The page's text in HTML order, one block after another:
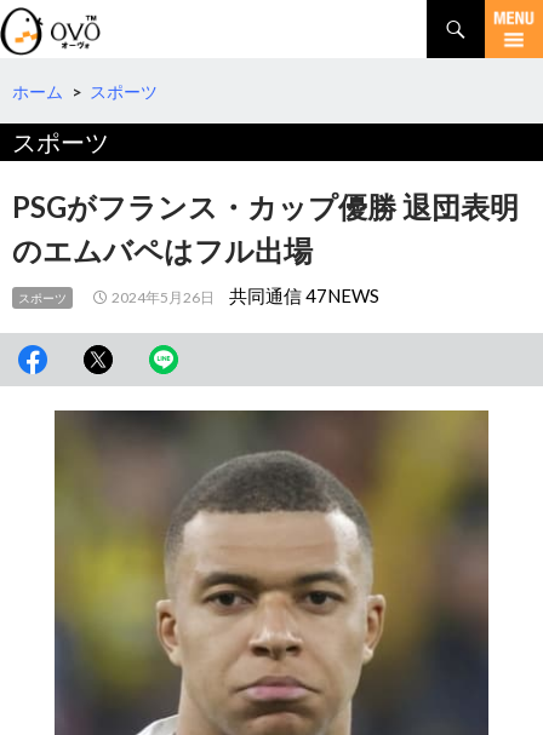
検
索
コ
テ
へ
移
動
ホーム > スポーツ
スポーツ
PSGがフランス・カップ優勝 退団表明
のエムバペはフル出場
スポーツ 2024年5月26日 共同通信 47NEWS